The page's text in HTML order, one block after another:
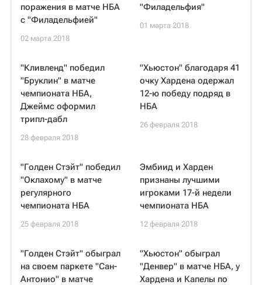
поражения в матче НБА
с "Филадельфией"
02 марта 2018
"Филадельфия"
01 марта 2018
"Кливленд" победил
"Бруклин" в матче
чемпионата НБА,
Джеймс оформил
трипл-дабл
28 февраля 2018
"Хьюстон" благодаря 41
очку Хардена одержал
12-ю победу подряд в
НБА
26 февраля 2018
"Голден Стэйт" победил
"Оклахому" в матче
регулярного
чемпионата НБА
25 февраля 2018
Эмбиид и Харден
признаны лучшими
игроками 17-й недели
чемпионата НБА
12 февраля 2018
"Голден Стэйт" обыграл
на своем паркете "Сан-
Антонио" в матче
"Хьюстон" обыграл
"Денвер" в матче НБА, у
Хардена и Капелы по